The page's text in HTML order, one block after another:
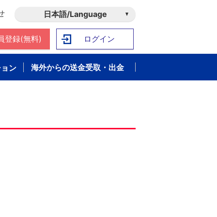
日本語/Language
登録(無料) ログイン
ン 海外からの送金受取・出金